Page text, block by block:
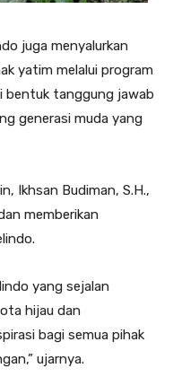
juga menyalurkan
yatim melalui program
bentuk tanggung jawab
generasi muda yang
Ikhsan Budiman, S.H.,
memberikan
yang sejalan
hijau dan
bagi semua pihak
ujarnya.